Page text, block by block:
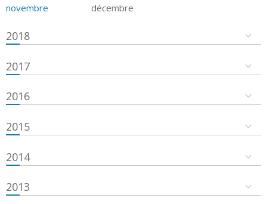
novembre
décembre
2018
2017
2016
2015
2014
2013